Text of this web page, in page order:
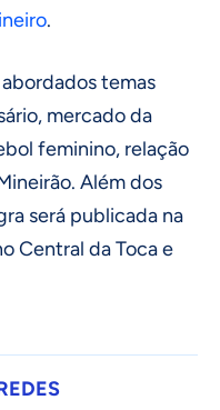
.
temas
mercado da
feminino, relação
Além dos
será publicada na
Central da Toca e